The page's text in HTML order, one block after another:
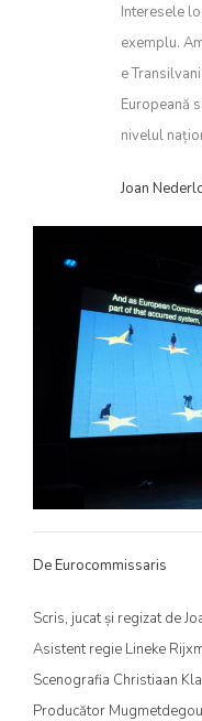
Interesele
exemplu.
e
Europeană
nivelul
Joan
De Eurocommissaris
Scris, jucat și regizat de
Asistent regie Lineke
Scenografia Christiaan
Producător